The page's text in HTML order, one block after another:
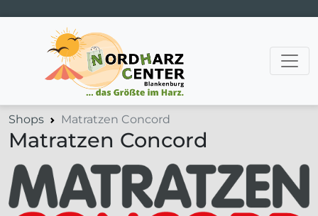
Hauptnavigation
Shops Matratzen Concord
Matratzen Concord